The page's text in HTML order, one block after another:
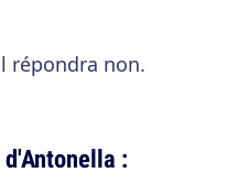
répondra non.
: